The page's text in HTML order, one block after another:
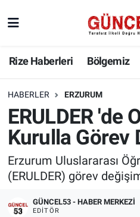
Rize Haberleri Bölgemiz
HABERLER ERZURUM
ERULDER 'de
Kurulla Görev
Erzurum Uluslararası
(ERULDER) görev
GÜNCEL53 - HABER MERKEZI
EDITÖR